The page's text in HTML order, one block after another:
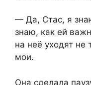
— Да, Стас, я
знаю, как ей
на неё уходят не
мои.
Она сделала